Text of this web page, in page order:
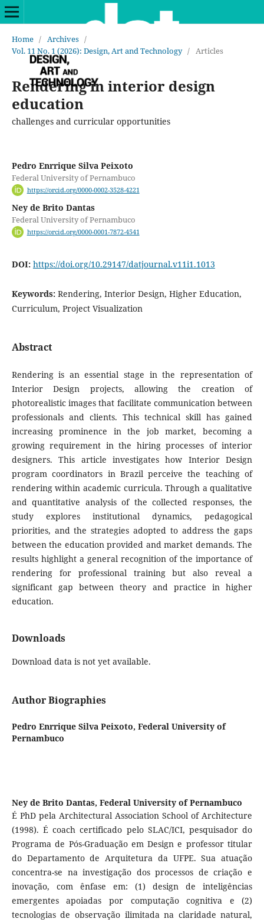
Home / Archives /
Vol. 11 No. 1 (2026): Design, Art and Technology / Articles
Rendering in interior design
education
challenges and curricular opportunities
Pedro Enrrique Silva Peixoto
Federal University of Pernambuco
https://orcid.org/0000-0002-3528-4221
Ney de Brito Dantas
Federal University of Pernambuco
https://orcid.org/0000-0001-7872-4541
DOI: https://doi.org/10.29147/datjournal.v11i1.1013
Keywords: Rendering, Interior Design, Higher Education,
Curriculum, Project Visualization
Abstract
Rendering is an essential stage in the representation of
Interior Design projects, allowing the creation of
photorealistic images that facilitate communication between
professionals and clients. This technical skill has gained
increasing prominence in the job market, becoming a
growing requirement in the hiring processes of interior
designers. This article investigates how Interior Design
program coordinators in Brazil perceive the teaching of
rendering within academic curricula. Through a qualitative
and quantitative analysis of the collected responses, the
study explores institutional dynamics, pedagogical
priorities, and the strategies adopted to address the gaps
between the education provided and market demands. The
results highlight a general recognition of the importance of
rendering for professional training but also reveal a
significant gap between theory and practice in higher
education.
Downloads
Download data is not yet available.
Author Biographies
Pedro Enrrique Silva Peixoto, Federal University of
Pernambuco
Ney de Brito Dantas, Federal University of Pernambuco
É PhD pela Architectural Association School of Architecture
(1998). É coach certificado pelo SLAC/ICI, pesquisador do
Programa de Pós-Graduação em Design e professor titular
do Departamento de Arquitetura da UFPE. Sua atuação
concentra-se na investigação dos processos de criação e
inovação, com ênfase em: (1) design de inteligências
emergentes apoiadas por computação cognitiva e (2)
tecnologias de observação ilimitada na claridade natural,